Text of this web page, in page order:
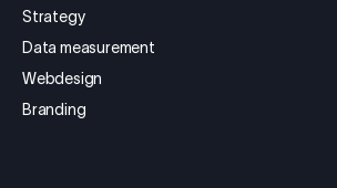
Strategy
Data measurement
Webdesign
Branding